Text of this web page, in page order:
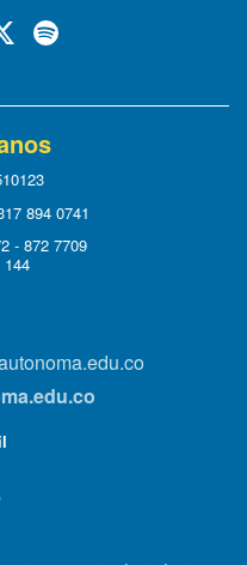
894 0741
- 872 7709